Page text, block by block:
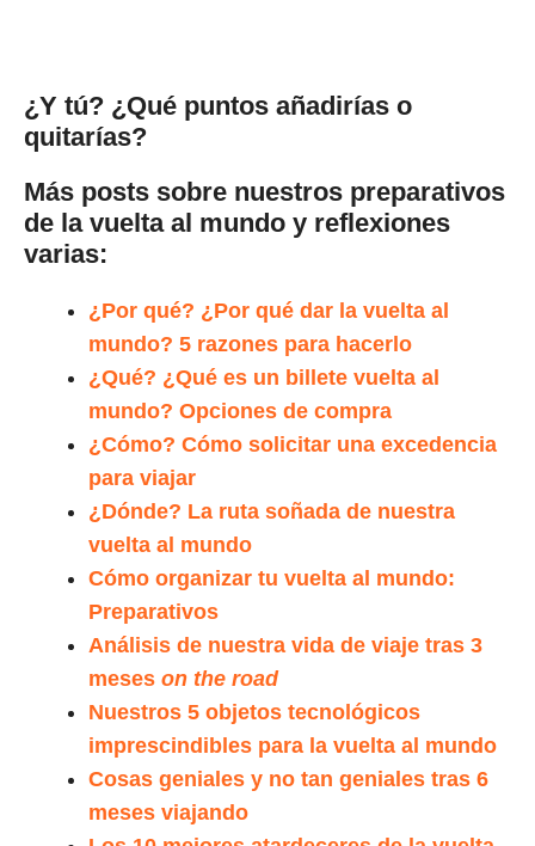
¿Y tú? ¿Qué puntos añadirías o
quitarías?
Más posts sobre nuestros preparativos
de la vuelta al mundo y reflexiones
varias:
¿Por qué? ¿Por qué dar la vuelta al
mundo? 5 razones para hacerlo
¿Qué? ¿Qué es un billete vuelta al
mundo? Opciones de compra
¿Cómo? Cómo solicitar una excedencia
para viajar
¿Dónde? La ruta soñada de nuestra
vuelta al mundo
Cómo organizar tu vuelta al mundo:
Preparativos
Análisis de nuestra vida de viaje tras 3
meses on the road
Nuestros 5 objetos tecnológicos
imprescindibles para la vuelta al mundo
Cosas geniales y no tan geniales tras 6
meses viajando